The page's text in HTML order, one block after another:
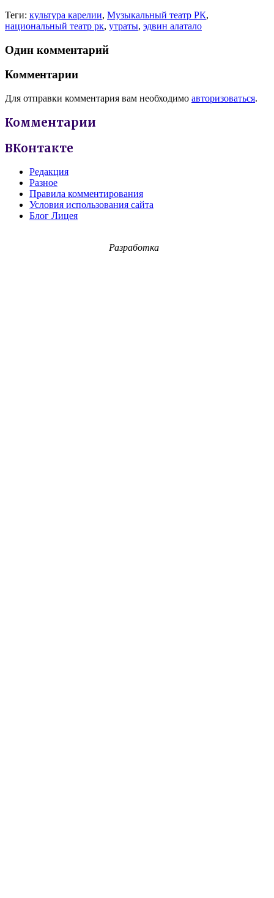
Теги: культура карелии, Музыкальный театр РК,
национальный театр рк, утраты, эдвин алатало
Один комментарий
Комментарии
Для отправки комментария вам необходимо авторизоваться.
Комментарии
ВКонтакте
Редакция
Разное
Правила комментирования
Условия использования сайта
Блог Лицея
Разработка